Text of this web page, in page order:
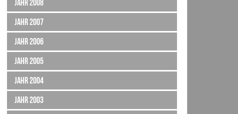
Jahr 2008
Jahr 2007
Jahr 2006
Jahr 2005
Jahr 2004
Jahr 2003